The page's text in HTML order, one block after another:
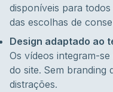
disponíveis para
das escolhas de
Design adaptado ao
Os vídeos integram-
do site. Sem branding
distrações.